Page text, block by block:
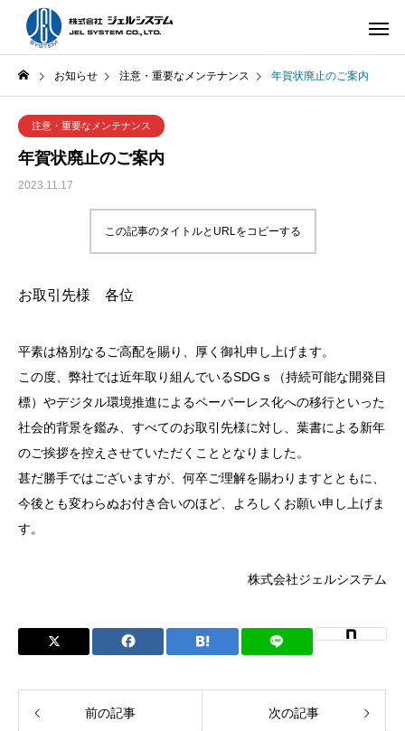
お知らせ 注意・重要なメンテナンス 年賀状廃止のご案内
注意・重要なメンテナンス
年賀状廃止のご案内
2023.11.17
この記事のタイトルとURLをコピーする
お取引先様 各位
平素は格別なるご高配を賜り、厚く御礼申し上げます。
この度、弊社では近年取り組んでいるSDGｓ（持続可能な開発目
標）やデジタル環境推進によるペーパーレス化への移行といった
社会的背景を鑑み、すべてのお取引先様に対し、葉書による新年
のご挨拶を控えさせていただくこととなりました。
甚だ勝手ではございますが、何卒ご理解を賜わりますとともに、
今後とも変わらぬお付き合いのほど、よろしくお願い申し上げま
す。
株式会社ジェルシステム
前の記事 次の記事